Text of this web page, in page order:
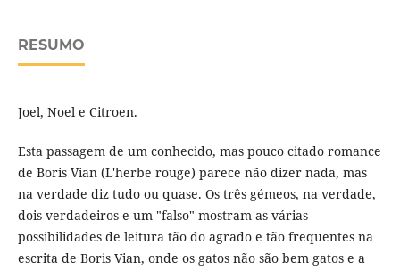
RESUMO
Joel, Noel e Citroen.
Esta passagem de um conhecido, mas pouco citado romance
de Boris Vian (L'herbe rouge) parece não dizer nada, mas
na verdade diz tudo ou quase. Os três gémeos, na verdade,
dois verdadeiros e um "falso" mostram as várias
possibilidades de leitura tão do agrado e tão frequentes na
escrita de Boris Vian, onde os gatos não são bem gatos e a